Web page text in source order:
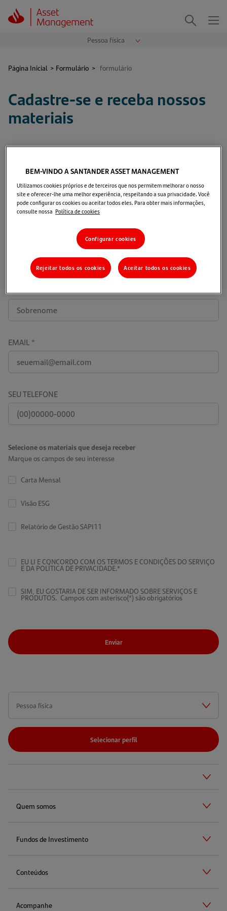
Página Inicial > Formulário > formulário
Cadastre-se e receba nossos
materiais
Para receber nossos materiais
por e-mail, preencha os campos
a seguir:
Informações Pessoais
SEU SOBRENOME
EMAIL
SEU TELEFONE
Selecione os materiais que deseja receber
Marque os campos de seu interesse
Carta Mensal
Visão ESG
Relatório de Gestão SAPI11
EU LI E CONCORDO COM OS TERMOS E CONDIÇÕES DO SERVIÇO
E DA POLÍTICA DE PRIVACIDADE.*
SIM, EU GOSTARIA DE SER INFORMADO SOBRE SERVIÇOS E
PRODUTOS. Campos com asterisco(*) são obrigatórios
Enviar
Selecionar perfil
Quem somos
Fundos de Investimento
Conteúdos
Acompanhe
BEM-VINDO A SANTANDER ASSET MANAGEMENT
Utilizamos cookies próprios e de terceiros que nos permitem melhorar o nosso
site e oferecer-lhe uma melhor experiência, respeitando a sua privacidade. Você
pode configurar os cookies ou aceitar todos eles. Para obter mais informações,
consulte nossa Política de cookies
Configurar cookies
Rejeitar todos os cookies Aceitar todos os cookies